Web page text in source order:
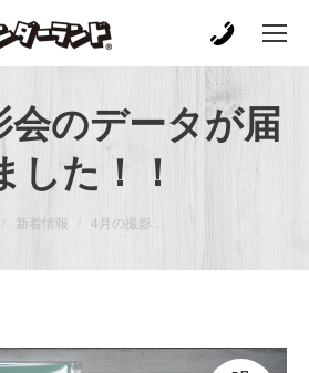
会のデータが届
した！！
新着情報 4月の撮影…